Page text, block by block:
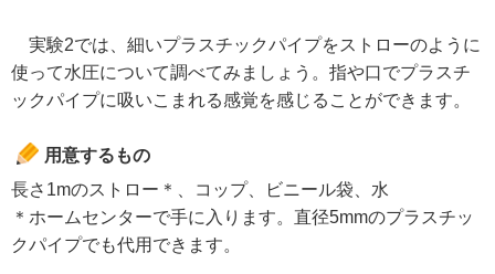
実験2では、細いプラスチックパイプをストローのように
使って水圧について調べてみましょう。指や口でプラスチ
ックパイプに吸いこまれる感覚を感じることができます。
用意するもの
長さ1mのストロー＊、コップ、ビニール袋、水
＊ホームセンターで手に入ります。直径5mmのプラスチッ
クパイプでも代用できます。